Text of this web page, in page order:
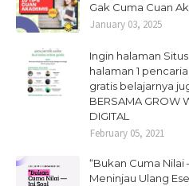
Gak Cuma Cuan
January 03, 2025
Ingin halaman
halaman 1
gratis belajarnya
BERSAMA GROW
DIGITAL
February 05, 2021
“Bukan Cuma
Meninjau Ulang